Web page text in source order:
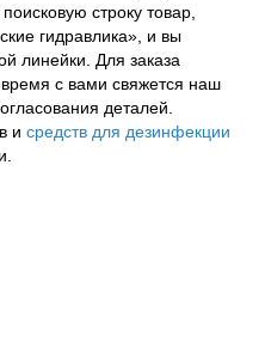
строку товар,
гидравлика», и вы
линейки. Для заказа
время с вами свяжется наш
деталей.
и средств для дезинфекции